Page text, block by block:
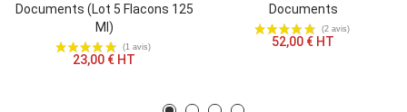
Documents (lot 5 Flacons 125
Ml)
23,00 € HT
Documents
52,00 € HT